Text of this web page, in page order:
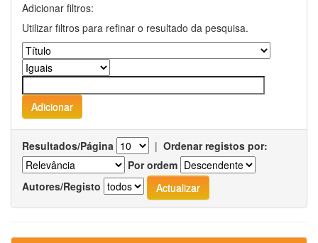
Adicionar filtros:
Utilizar filtros para refinar o resultado da pesquisa.
Resultados/Página | Ordenar registos por:
Por ordem
Autores/Registo